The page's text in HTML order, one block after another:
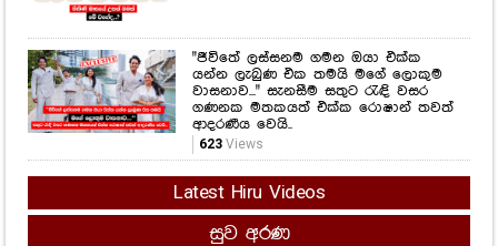
"ජීවිතේ ලස්සනම ගමන ඔයා එක්ක
යන්න ලැබුණ එක තමයි මගේ ලොකුම
වාසනාව..." සැනසීම සතුට රැඳි වසර
ගණනක මතකයත් එක්ක රොෂාන් තවත්
ආදරණීය වෙයි..
623Views
Latest Hiru Videos
සුව අරණ